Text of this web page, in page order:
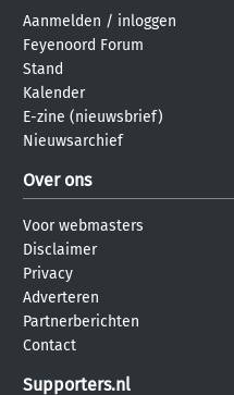
Aanmelden / inloggen
Feyenoord Forum
Stand
Kalender
E-zine (nieuwsbrief)
Nieuwsarchief
Over ons
Voor webmasters
Disclaimer
Privacy
Adverteren
Partnerberichten
Contact
Supporters.nl